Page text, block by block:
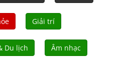
Giải trí
Du lịch Âm nhạc